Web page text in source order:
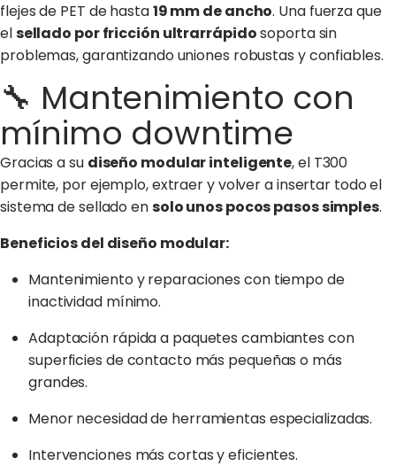
flejes de PET de hasta19 mm de ancho. Una fuerza que
elsellado por fricción ultrarrápidosoporta sin
problemas, garantizando uniones robustas y confiables.
🔧 Mantenimiento con
mínimo downtime
Gracias a su diseño modular inteligente, el T300
permite, por ejemplo, extraer y volver a insertar todo el
sistema de sellado ensolo unos pocos pasos simples.
Beneficios del diseño modular:
Mantenimiento y reparaciones con tiempo de
inactividad mínimo.
Adaptación rápida a paquetes cambiantes con
superficies de contacto más pequeñas o más
grandes.
Menor necesidad de herramientas especializadas.
Intervenciones más cortas y eficientes.